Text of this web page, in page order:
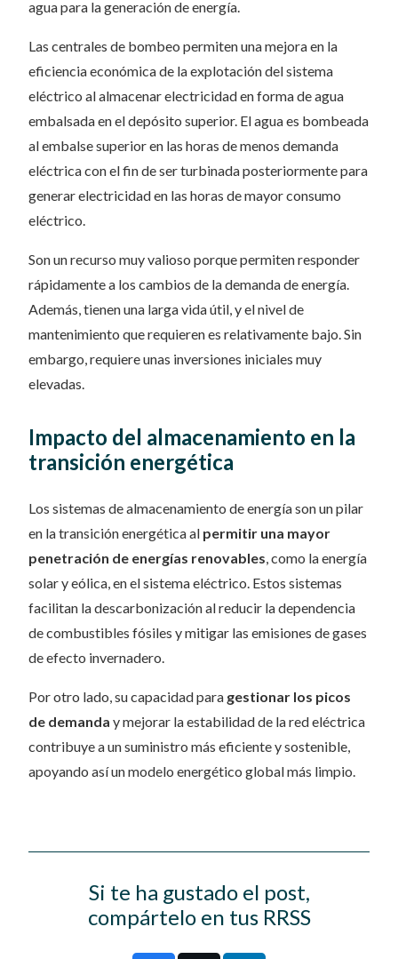
agua para la generación de energía.
Las centrales de bombeo permiten una mejora en la
eficiencia económica de la explotación del sistema
eléctrico al almacenar electricidad en forma de agua
embalsada en el depósito superior. El agua es bombeada
al embalse superior en las horas de menos demanda
eléctrica con el fin de ser turbinada posteriormente para
generar electricidad en las horas de mayor consumo
eléctrico.
Son un recurso muy valioso porque permiten responder
rápidamente a los cambios de la demanda de energía.
Además, tienen una larga vida útil, y el nivel de
mantenimiento que requieren es relativamente bajo. Sin
embargo, requiere unas inversiones iniciales muy
elevadas.
Impacto del almacenamiento en la
transición energética
Los sistemas de almacenamiento de energía son un pilar
en la transición energética al permitir una mayor
penetración de energías renovables, como la energía
solar y eólica, en el sistema eléctrico. Estos sistemas
facilitan la descarbonización al reducir la dependencia
de combustibles fósiles y mitigar las emisiones de gases
de efecto invernadero.
Por otro lado, su capacidad para gestionar los picos
de demanda y mejorar la estabilidad de la red eléctrica
contribuye a un suministro más eficiente y sostenible,
apoyando así un modelo energético global más limpio.
Si te ha gustado el post,
compártelo en tus RRSS